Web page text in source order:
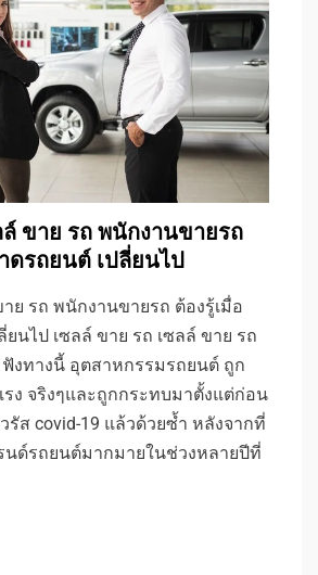
ล์ ขาย รถ พนักงานขายรถ
ดรถยนต์ เปลี่ยนไป
าย รถ พนักงานขายรถ ต้องรู้เมื่อ
ยนไป เซลล์ ขาย รถ เซลล์ ขาย รถ
งทางนี้ อุตสาหกรรมรถยนต์ ถูก
ง จริงๆและถูกกระทบมาตั้งแต่ก่อน
รัส covid-19 แล้วด้วยซ้ำ หลังจากที่
นด์รถยนต์มากมายในช่วงหลายปีที่